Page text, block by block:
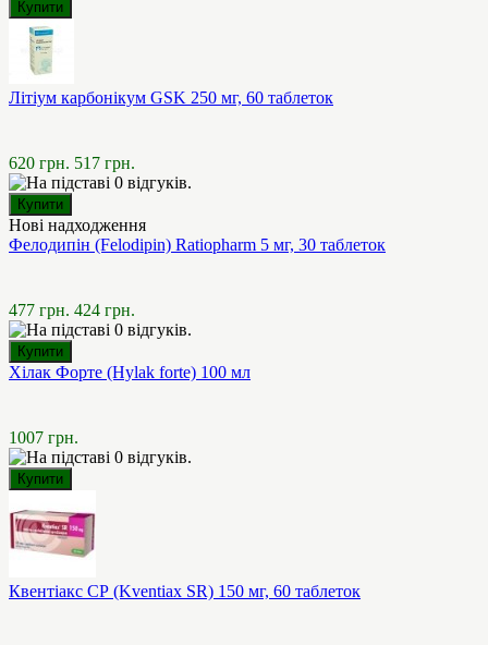
Літіум карбонікум GSK 250 мг, 60 таблеток
620 грн. 517 грн.
Нові надходження
Фелодипін (Felodipin) Ratiopharm 5 мг, 30 таблеток
477 грн. 424 грн.
Хілак Форте (Hylak forte) 100 мл
1007 грн.
Квентіакс СР (Kventiax SR) 150 мг, 60 таблеток